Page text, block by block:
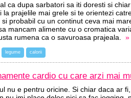
ca dupa sarbatori sa iti doresti si
la prajelile mai grele si te orientezi
si probabil cu un continut ceva mai
mancam alimente cu o cromatica
rumena ca o savuroasa prajeala. »
legume calorii
cardio cu care arzi mai
nu e pentru oricine. Si chiar daca ar